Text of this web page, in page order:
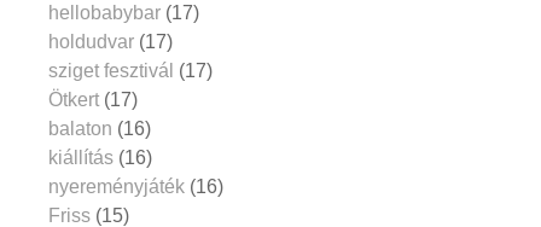
hellobabybar (17)
holdudvar (17)
sziget fesztivál (17)
Ötkert (17)
balaton (16)
kiállítás (16)
nyereményjáték (16)
Friss (15)